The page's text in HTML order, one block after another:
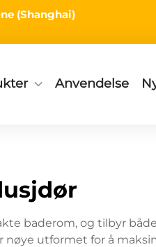
(Shanghai)
Anvendelse
baderom, og tilbyr
utformet for å